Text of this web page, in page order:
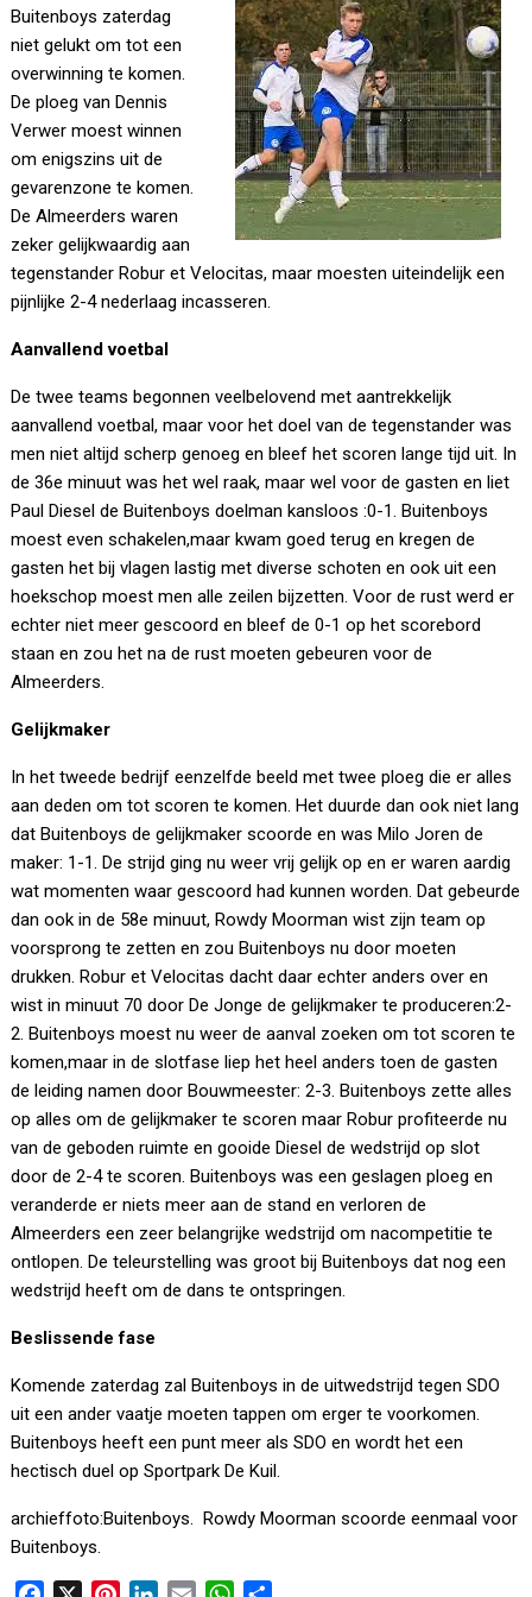
Buitenboys zaterdag
niet gelukt om tot een
overwinning te komen.
De ploeg van Dennis
Verwer moest winnen
om enigszins uit de
gevarenzone te komen.
De Almeerders waren
zeker gelijkwaardig aan
tegenstander Robur et Velocitas, maar moesten uiteindelijk een
pijnlijke 2-4 nederlaag incasseren.
Aanvallend voetbal
De twee teams begonnen veelbelovend met aantrekkelijk
aanvallend voetbal, maar voor het doel van de tegenstander was
men niet altijd scherp genoeg en bleef het scoren lange tijd uit. In
de 36e minuut was het wel raak, maar wel voor de gasten en liet
Paul Diesel de Buitenboys doelman kansloos :0-1. Buitenboys
moest even schakelen,maar kwam goed terug en kregen de
gasten het bij vlagen lastig met diverse schoten en ook uit een
hoekschop moest men alle zeilen bijzetten. Voor de rust werd er
echter niet meer gescoord en bleef de 0-1 op het scorebord
staan en zou het na de rust moeten gebeuren voor de
Almeerders.
Gelijkmaker
In het tweede bedrijf eenzelfde beeld met twee ploeg die er alles
aan deden om tot scoren te komen. Het duurde dan ook niet lang
dat Buitenboys de gelijkmaker scoorde en was Milo Joren de
maker: 1-1. De strijd ging nu weer vrij gelijk op en er waren aardig
wat momenten waar gescoord had kunnen worden. Dat gebeurde
dan ook in de 58e minuut, Rowdy Moorman wist zijn team op
voorsprong te zetten en zou Buitenboys nu door moeten
drukken. Robur et Velocitas dacht daar echter anders over en
wist in minuut 70 door De Jonge de gelijkmaker te produceren:2-
2. Buitenboys moest nu weer de aanval zoeken om tot scoren te
komen,maar in de slotfase liep het heel anders toen de gasten
de leiding namen door Bouwmeester: 2-3. Buitenboys zette alles
op alles om de gelijkmaker te scoren maar Robur profiteerde nu
van de geboden ruimte en gooide Diesel de wedstrijd op slot
door de 2-4 te scoren. Buitenboys was een geslagen ploeg en
veranderde er niets meer aan de stand en verloren de
Almeerders een zeer belangrijke wedstrijd om nacompetitie te
ontlopen. De teleurstelling was groot bij Buitenboys dat nog een
wedstrijd heeft om de dans te ontspringen.
Beslissende fase
Komende zaterdag zal Buitenboys in de uitwedstrijd tegen SDO
uit een ander vaatje moeten tappen om erger te voorkomen.
Buitenboys heeft een punt meer als SDO en wordt het een
hectisch duel op Sportpark De Kuil.
archieffoto:Buitenboys. Rowdy Moorman scoorde eenmaal voor
Buitenboys.